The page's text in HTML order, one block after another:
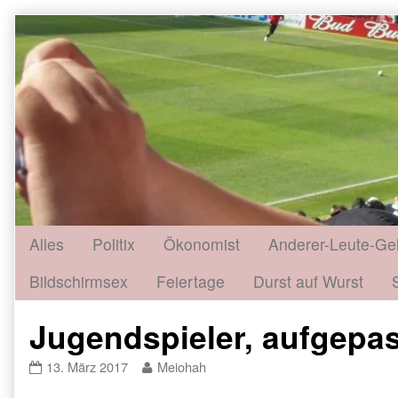
to
content
Alles Politix Ökonomist
Anderer-Leute-
Bildschirmsex
Feiertage Durst auf Wurst
Jugendspieler,
Jugendspieler,
13. März 2017
Read
Meiohah